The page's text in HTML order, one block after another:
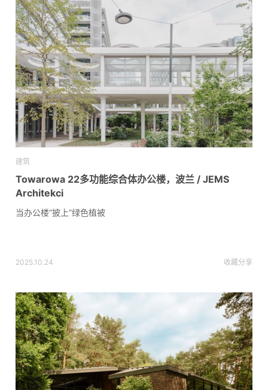
建筑
Towarowa 22多功能综合体办公楼，波兰 / JEMS
Architekci
当办公楼“披上”绿色植被
2025.10.24 收藏分享